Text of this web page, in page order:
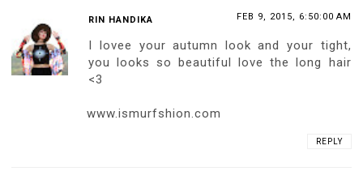
RIN HANDIKA FEB 9, 2015, 6:50:00 AM
I lovee your autumn look and your tight,
you looks so beautiful love the long hair
<3
www.ismurfshion.com
REPLY